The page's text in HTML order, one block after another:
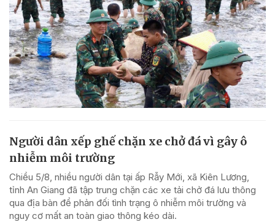
Người dân xếp ghế chặn xe chở đá vì gây ô
nhiễm môi trường
Chiều 5/8, nhiều người dân tại ấp Rẫy Mới, xã Kiên Lương,
tỉnh An Giang đã tập trung chặn các xe tải chở đá lưu thông
qua địa bàn để phản đối tình trạng ô nhiễm môi trường và
nguy cơ mất an toàn giao thông kéo dài.